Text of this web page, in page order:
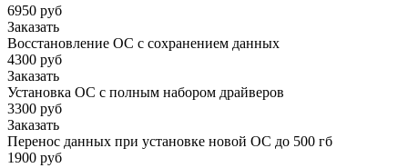
6950 руб
Заказать
Восстановление ОС с сохранением данных
4300 руб
Заказать
Установка ОС с полным набором драйверов
3300 руб
Заказать
Перенос данных при установке новой ОС до 500 гб
1900 руб